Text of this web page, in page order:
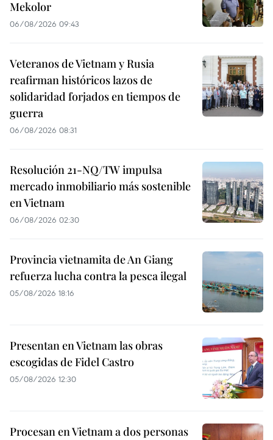
Mekolor
06/08/2026 09:43
Veteranos de Vietnam y Rusia
reafirman históricos lazos de
solidaridad forjados en tiempos de
guerra
06/08/2026 08:31
Resolución 21-NQ/TW impulsa
mercado inmobiliario más sostenible
en Vietnam
06/08/2026 02:30
Provincia vietnamita de An Giang
refuerza lucha contra la pesca ilegal
05/08/2026 18:16
Presentan en Vietnam las obras
escogidas de Fidel Castro
05/08/2026 12:30
Procesan en Vietnam a dos personas